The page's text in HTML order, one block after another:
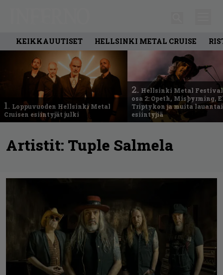
KEIKKAUUTISET HELLSINKI METAL CRUISE
1. Loppuvuoden Hellsinki Metal
Cruisen esiintyjät julki
2. Hellsinki Metal
osa 2: Opeth, Misþyrming,
Triptykon ja muita
esiintyjiä
Artistit: Tuple Salmela